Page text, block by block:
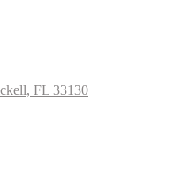
FL 33130